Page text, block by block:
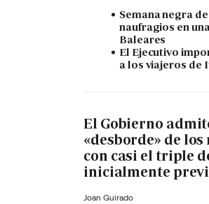
Semana negra
naufragios en
Baleares
El Ejecutivo
a los viajeros de
El Gobierno
«desborde» de
con casi el triple
inicialmente
Joan Guirado